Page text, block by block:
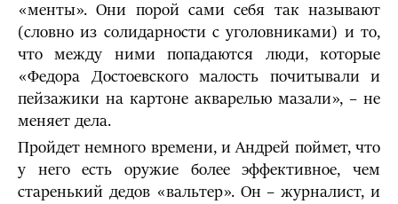
«менты». Они порой сами себя так называют
(словно из солидарности с уголовниками) и то,
что между ними попадаются люди, которые
«Федора Достоевского малость почитывали и
пейзажики на картоне акварелью мазали», – не
меняет дела.
Пройдет немного времени, и Андрей поймет, что
у него есть оружие более эффективное, чем
старенький дедов «вальтер». Он – журналист, и